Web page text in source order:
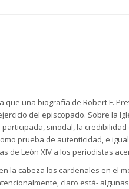
una biografía de Robert F.
del episcopado. Sobre la
sinodal, la
prueba de autenticidad, e
de León XIV a los periodistas
la cabeza los cardenales en el
claro está-